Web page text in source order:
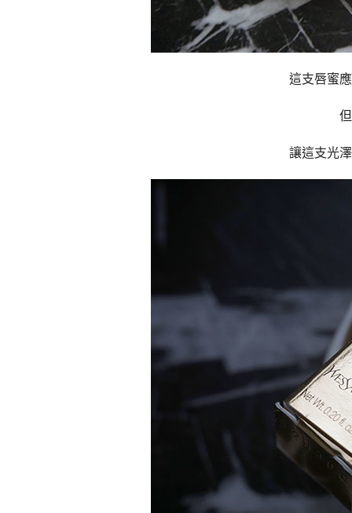
這支唇蜜
讓這支光